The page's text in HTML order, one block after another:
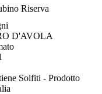
Riserva
D'AVOLA
Solfiti - Prodotto